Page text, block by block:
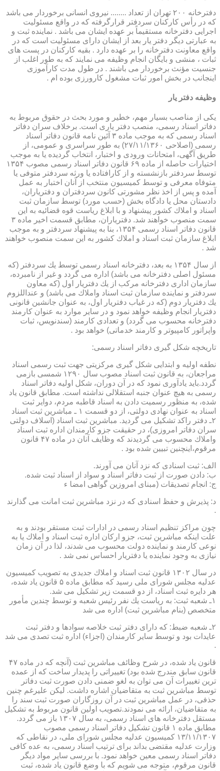
دفترخانه ۲۰۰ تهران از تعداد ........ نیروی انسانی برخوردار می باشد
که در رأس کارکنان سردفتر قرارگرفته که در واقع مسئولیت
اجرایی دفترخانه مستقیماً بر عهده ایشان می باشد . نماینده ثبت و
به عبارتی دیگر دفتر یار بعد از ایشان دارای مسئولیت است که در
واقع معاونت دفترخانه را بر عهده دارد . بقیه کارکنان در پست های
ثبات ، منشی و بایگان انجام وظیفه می نمایند که به طور اغلب از
جنسیت مؤنث برخوردار می باشند . در طول مدت کارآموزی
اینجانب در بخش امور ثبات مشغول کارورزی بوده ام .
وظیفه دفتر یار
یكی از مناصب بسیار مهم، خطیر و مورد بحث در حقوق مربوط به
دفاتر اسناد رسمی، منصب دفتر یاری است. برخلاف سران دفاتر
اسناد رسمی كه به موجب ماده ۳ آئین نامه قانون دفاتر اسناد
رسمی (اصلاحی ۲۷/۱۱/۱۳۶۰) به طور سراسری و عمومی، از
طریق آگهی، امتحانات ورودی و اختبار، انتخاب گردیده یا به موجب
اختیارات حاصله از ماده ۶۹ قانون دفاتر اسناد رسمی مصوب ۱۳۵۴
توسط سردفتر بازنشسته و از كارافتاده یا ورثه سردفتر متوفی یا
متوفاه معرفی و توسط كمیسیون منتخب از آنان اختبار به عمل
آمده و پس از اخذ نظر مشورتی كانون سردفتران و دفتریاران،
دادستان محل یا دادگاه بخش (حسب مورد) توسط سازمان ثبت
اسناد و املاك كشور پیشنهاد و با ابلاغ ریاست قوه قضائیه به این
سمت منصوب خواهند شد. دفتریاران، مطابق قسمت اخیر ماده ۳
قانون دفاتر اسناد رسمی ۱۳۵۴، بنا به پیشنهاد سردفتر و به موجب
ابلاغ سازمان ثبت اسناد و املاك كشور به این سمت منصوب خواهند
شد .
از سال ۱۳۵۴ به بعد، دفترخانه اسناد رسمی توسط یك سردفتر (كه
مسئول اصلی دفترخانه می باشد) اداره می گردد و غیر از نامبرده،
سازمان اداری دفترخانه مركب از یك دفتریار اول (كه معاون
سردفتر و نماینده سازمان ثبت اسناد واملاك می باشد) و عنداللزوم
یك دفتریار دوم (كه در غیاب دفتریار اول، به عنوان جانشین قانونی
دفتریار انجام وظیفه خواهد نمود و در سایر موارد به عنوان كارمند
دفترخانه محسوب می گردد) و تعدادی كارمند (سندنویس، ثبات
واپراتور كامپیوتر و كارمند خدماتی) خواهد بود .
تاریخچه شكل گیری دفاتر اسناد رسمی:
نطفه اولیه و ابتدایی شكل گیری مركزیتی جهت ثبت رسمی اسناد
مراجعان، به قانون ثبت اسناد مصوب سال ۱۲۹۰ شمسی بازمی
گردد.باید یادآوری نمود كه در آن دوران، شكل اولیه دفاتر اسناد
رسمی به هیچ عنوان جنبه استقلالی نداشته است. مطابق قانون یاد
شده، به منظور رسمیت دادن به اسناد قاطبه مردم، دوایر ثبت
اسناد به عنوان نهادی دولتی، از دو قسمت ۱ ـ مباشرین ثبت اسناد
۲ـ دفتر راكد تشكیل می گردید. مباشرین ثبت اسناد (اسلاف دولتی
سران دفاتر امروزی)، در حقیقت جزو كارمندان اداره ثبت اسناد
واملاك محسوب می گردیدند كه وظایف آنان در ماده ۴۷ قانون
مرقوم،اینچنین تبیین شده بود .
الف: ثبت اسنادی كه نزد آنان می آورند.
ب: دادن صورت از ثبت دفاتر اسناد و سواد از اسناد ثبت شده.
ج: انجام تصدیقات (مبنای امروزین گواهی امضا ء
د: پذیرش و حفظ اسنادی كه در نزد مباشرین ثبت امانت می گذارند
.
چون مراكز تنظیم اسناد رسمی در ادارات ثبت مستقر بودند و به
علت اینكه مباشرین ثبت، جزو اركان اداره ثبت اسناد و املاك یا به
نوعی كارمند و نماینده دولت محسوب می شدند، لذا در آن زمان
نیازی به وجود نماینده یا دفتریار احساس نمی شد .
در سال ۱۳۰۲ قانون ثبت اسناد و املاك جدیدی به تصویب كمیسیون
عدلیه مجلس شورای ملی رسید كه مطابق ماده ۵ قانون یاد شده،
هر دایره ثبت اسناد، از دو قسمت زیر تشكیل می شد.
۱ـ شعبه ثبت: به ریاست یك نفر رئیس شعبه و توسط چندین مأمور
متخصص (بنام مباشرین ثبت) اداره می شد
۲ـ شعبه ضبط: كه دارای دفتر ثبت خلاصه سوادها و دفتر ثبت
عایدات بود و توسط سایر كارمندان (اجزاء) اداره ثبت تصدی می شد
.
قانون یاد شده، در شرح وظائف مباشرین ثبت (آنچه كه در ماده ۴۷
قانون سابق مندرج شده بود) تغییراتی را پدیدار ساخت كه از عمده
ترین تغییرات آن می توان به لغو ضمنی دادن صورت ثبت دفاتر
توسط مباشرین ثبت به متقاضیان اشاره داشت. لیكن علیرغم چنین
حذفی، در عمل مباشرین ثبت در آن روزگاران صورت ثبت سند را
به متقاضیان، ارائه می نمودند.تصویب اولین قانون مربوط به تشكیل
مستقل دفترخانه های اسناد رسمی، به سال ۱۳۰۷ باز می گردد.
مطابق ماده ۱ قانون تشكیل دفاتر اسناد رسمی مصوب
۱۳/۱۱/۱۳۰۷ كمیسیون عدلیه مجلس شورای ملی، در نقاطی كه
وزارت عدلیه مقتضی بداند برای ترتیب اسناد رسمی، به عده كافی
دفاتر اسناد رسمی معین خواهد نمود. با بررسی سایر مواد دیگر
قانون مرقوم، متوجه می شویم كه با وضع قانون یاد شده، ثبت